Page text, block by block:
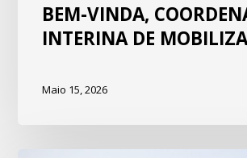
BEM-VINDA,
INTERINA DE
Maio 15, 2026